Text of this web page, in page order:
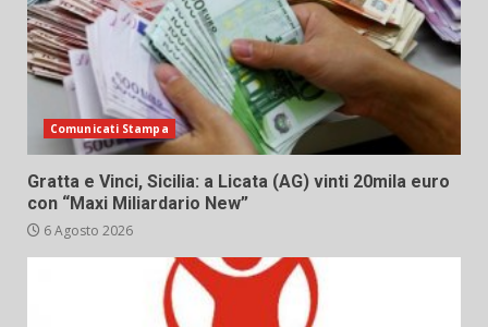
Comunicati Stampa
Gratta e Vinci, Sicilia: a Licata (AG) vinti 20mila euro
con “Maxi Miliardario New”
6 Agosto 2026